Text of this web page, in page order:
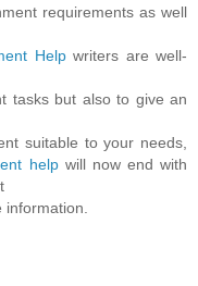
requirements as well
Helpwriters are well-
tasks but also to give an
suitable to your needs,
helpwill now end with